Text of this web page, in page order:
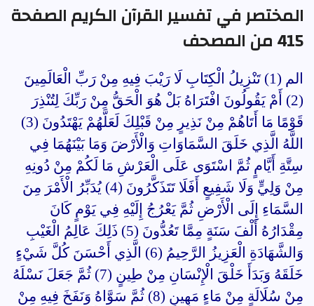
المختصر في تفسير القرآن الكريم الصفحة
415 من المصحف
الم (1) تَنْزِيلُ الْكِتَابِ لَا رَيْبَ فِيهِ مِنْ رَبِّ الْعَالَمِينَ
(2) أَمْ يَقُولُونَ افْتَرَاهُ بَلْ هُوَ الْحَقُّ مِنْ رَبِّكَ لِتُنْذِرَ
قَوْمًا مَا أَتَاهُمْ مِنْ نَذِيرٍ مِنْ قَبْلِكَ لَعَلَّهُمْ يَهْتَدُونَ (3)
اللَّهُ الَّذِي خَلَقَ السَّمَاوَاتِ وَالْأَرْضَ وَمَا بَيْنَهُمَا فِي
سِتَّةِ أَيَّامٍ ثُمَّ اسْتَوَى عَلَى الْعَرْشِ مَا لَكُمْ مِنْ دُونِهِ
مِنْ وَلِيٍّ وَلَا شَفِيعٍ أَفَلَا تَتَذَكَّرُونَ (4) يُدَبِّرُ الْأَمْرَ مِنَ
السَّمَاءِ إِلَى الْأَرْضِ ثُمَّ يَعْرُجُ إِلَيْهِ فِي يَوْمٍ كَانَ
مِقْدَارُهُ أَلْفَ سَنَةٍ مِمَّا تَعُدُّونَ (5) ذَلِكَ عَالِمُ الْغَيْبِ
وَالشَّهَادَةِ الْعَزِيزُ الرَّحِيمُ (6) الَّذِي أَحْسَنَ كُلَّ شَيْءٍ
خَلَقَهُ وَبَدَأَ خَلْقَ الْإِنْسَانِ مِنْ طِينٍ (7) ثُمَّ جَعَلَ نَسْلَهُ
مِنْ سُلَالَةٍ مِنْ مَاءٍ مَهِينٍ (8) ثُمَّ سَوَّاهُ وَنَفَخَ فِيهِ مِنْ